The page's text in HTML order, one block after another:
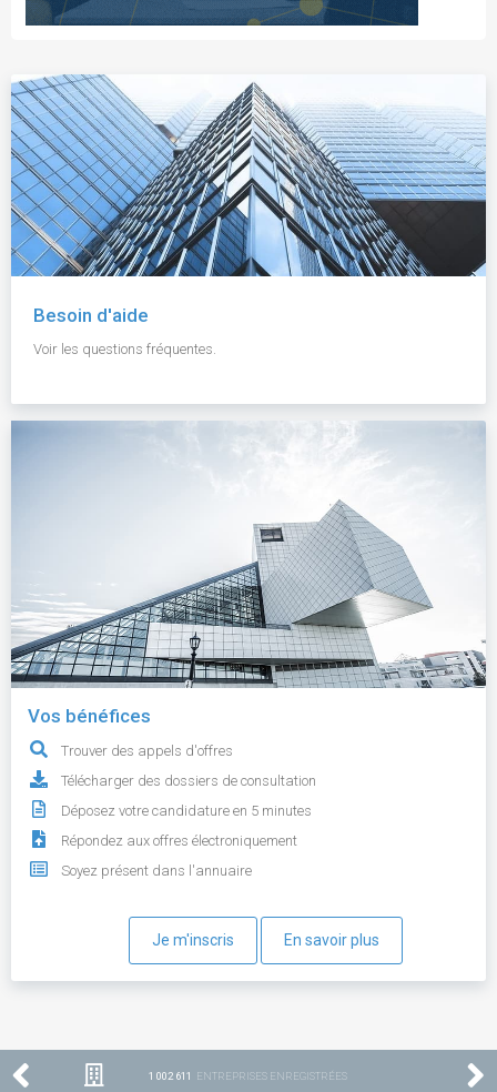
Besoin d'aide
Voir les questions fréquentes.
Vos bénéfices
Trouver des appels d'offres
Télécharger des dossiers de consultation
Déposez votre candidature en 5 minutes
Répondez aux offres électroniquement
Soyez présent dans l'annuaire
Je m'inscris En savoir plus
1 002 611 ENTREPRISES ENREGISTRÉES